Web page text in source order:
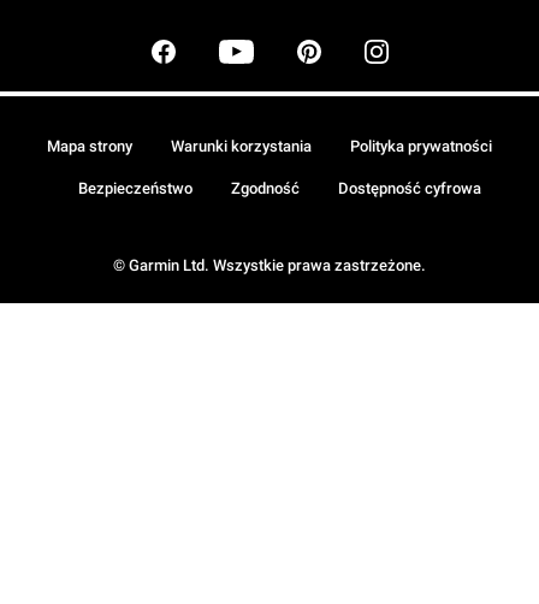
© Garmin Ltd. Wszystkie prawa zastrzeżone.
Mapa strony Warunki korzystania Polityka prywatności
Bezpieczeństwo Zgodność Dostępność cyfrowa